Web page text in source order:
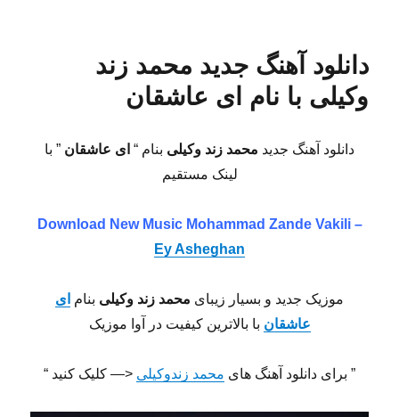
دانلود آهنگ جدید محمد زند
وکیلی با نام ای عاشقان
دانلود آهنگ جدید محمد زند وکیلی بنام “ ای عاشقان ” با
لینک مستقیم
Download New Music Mohammad Zande Vakili –
Ey Asheghan
موزیک جدید و بسیار زیبای محمد زند وکیلی بنام ای
عاشقان با بالاترین کیفیت در آوا موزیک
” برای دانلود آهنگ های محمد زندوکیلی <— کلیک کنید “